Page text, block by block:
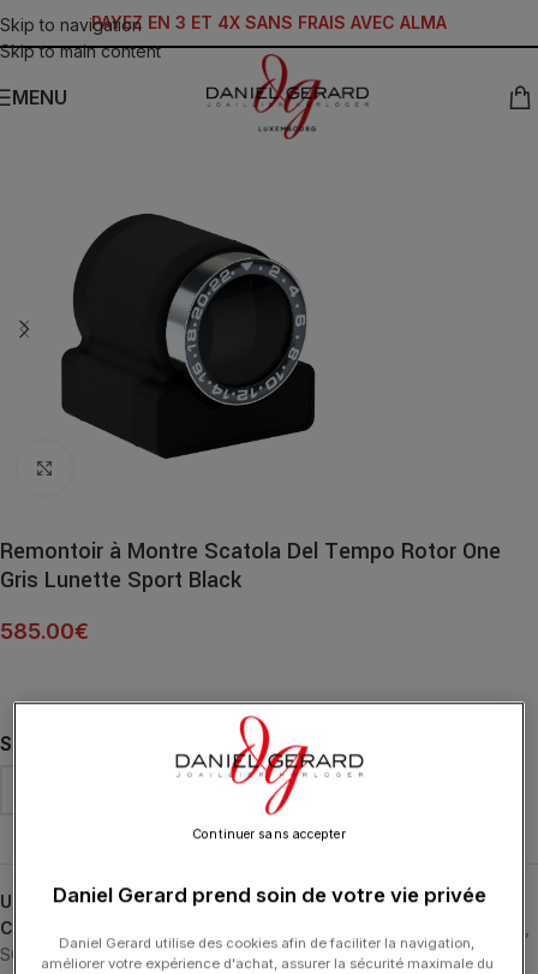
Skip to navigation
Skip to main content
PAYEZ EN 3 ET 4X SANS FRAIS AVEC ALMA
MENU
Remontoir à Montre Scatola Del Tempo Rotor One
Gris Lunette Sport Black
585.00€
SUPPORT DE MONTRE
UGS :
03008.G-6
Catégories :
SCATOLA DEL TEMPO
Daniel Gerard prend soin de votre vie privée
Daniel Gerard utilise des cookies afin de faciliter la navigation,
améliorer votre expérience d'achat, assurer la sécurité maximale du
Continuer sans accepter